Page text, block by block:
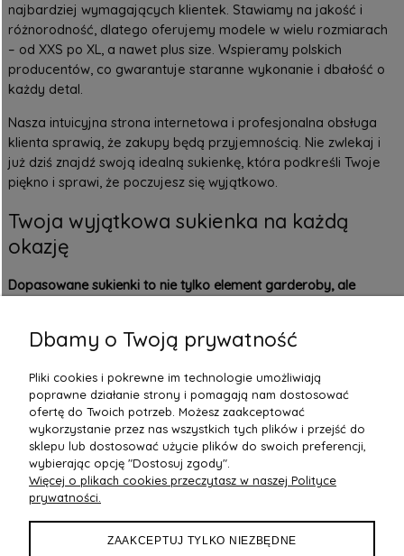
najbardziej wymagających klientek. Stawiamy na jakość i
różnorodność, dlatego oferujemy modele w wielu rozmiarach
– od XXS po XL, a nawet plus size. Wspieramy polskich
producentów, co gwarantuje staranne wykonanie i dbałość o
każdy detal.
Nasza intuicyjna strona internetowa i profesjonalna obsługa
klienta sprawią, że zakupy będą przyjemnością. Nie zwlekaj i
już dziś znajdź swoją idealną sukienkę, która podkreśli Twoje
piękno i sprawi, że poczujesz się wyjątkowo.
Twoja wyjątkowa sukienka na każdą
okazję
Dopasowane sukienki to nie tylko element garderoby, ale
czy wesele, w naszej ofercie znajdziesz model idealny dla
garderoby – zainwestuj w sukienkę, która stanie się Twoim
ulubionym wyborem na każdą okazję.
POMOC
DOSTAWA
Dbamy o Twoją prywatność
Pliki cookies i pokrewne im technologie umożliwiają
poprawne działanie strony i pomagają nam dostosować
ofertę do Twoich potrzeb. Możesz zaakceptować
wykorzystanie przez nas wszystkich tych plików i przejść do
sklepu lub dostosować użycie plików do swoich preferencji,
wybierając opcję "Dostosuj zgody".
Więcej o plikach cookies przeczytasz w naszej Polityce
prywatności.
ZAAKCEPTUJ TYLKO NIEZBĘDNE